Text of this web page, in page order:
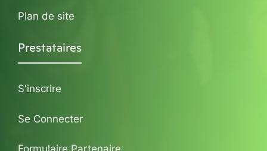
Plan de site
Prestataires
S'inscrire
Se Connecter